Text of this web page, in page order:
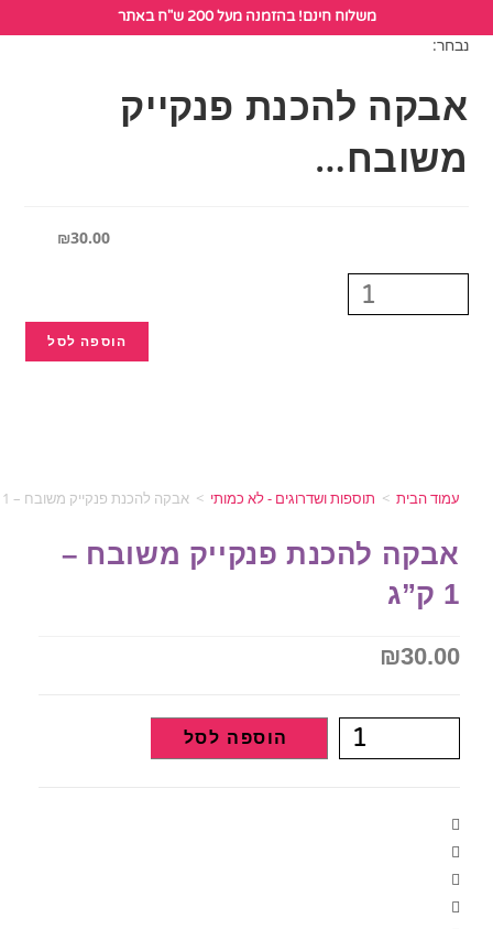
משלוח חינם! בהזמנה מעל 200 ש"ח באתר
נבחר:
אבקה להכנת פנקייק
משובח…
₪30.00
הוספה לסל
עמוד הבית > תוספות ושדרוגים - לא כמותי > אבקה להכנת פנקייק משובח – 1 ק”ג
אבקה להכנת פנקייק משובח –
₪30.00
הוספה לסל